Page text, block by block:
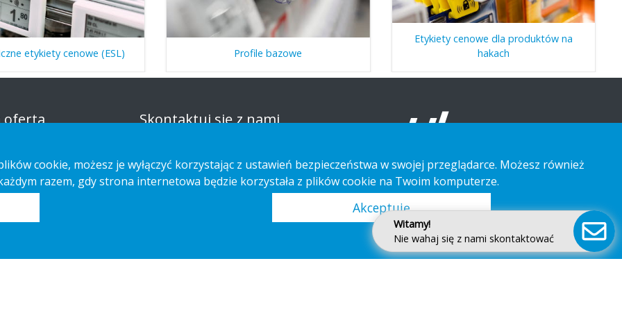
etykiety cenowe (ESL) Profile bazowe
Etykiety cenowe dla produktów na
hakach
Witamy!
Nie wahaj się z nami skontaktować
oferta
made
dotyczące montażu
Skontaktuj się z nami
Informacja na temat ochrony
prywatności
cookie, możesz je wyłączyć korzystając z ustawień bezpieczeństwa w swojej przeglądarce. Możesz również
razem, gdy strona internetowa będzie korzystała z plików cookie na Twoim komputerze.
Akceptuję